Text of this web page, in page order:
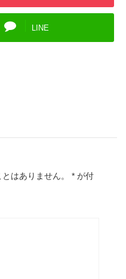
LINE
はありません。 * が付